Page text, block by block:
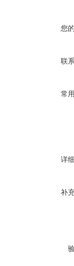
您
联
常
详
补